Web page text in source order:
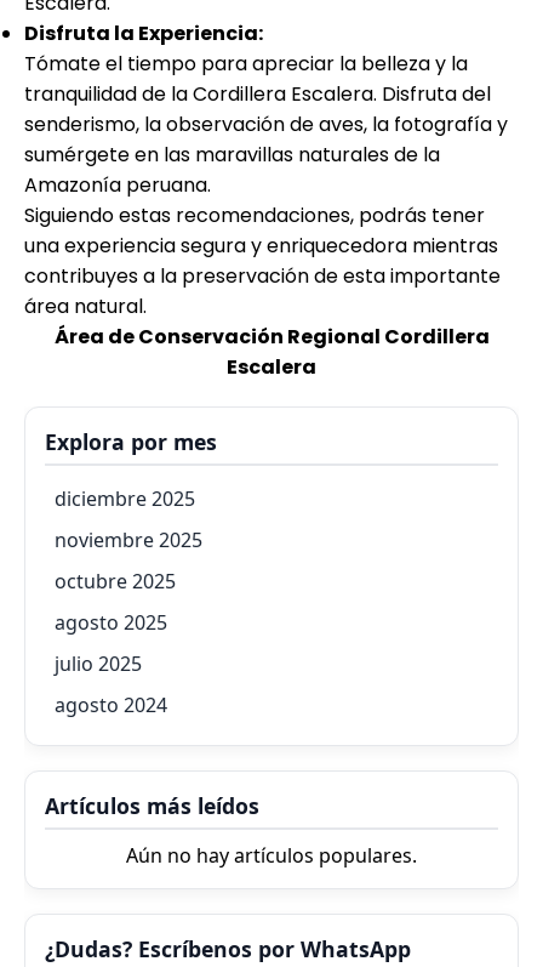
Disfruta la Experiencia:
Tómate el tiempo para apreciar la belleza y la
tranquilidad de la Cordillera Escalera. Disfruta del
senderismo, la observación de aves, la fotografía y
sumérgete en las maravillas naturales de la
Amazonía peruana.
Siguiendo estas recomendaciones, podrás tener
una experiencia segura y enriquecedora mientras
contribuyes a la preservación de esta importante
área natural.
Área de Conservación Regional Cordillera
Escalera
Explora por mes
diciembre 2025
noviembre 2025
octubre 2025
agosto 2025
julio 2025
agosto 2024
Artículos más leídos
Aún no hay artículos populares.
¿Dudas? Escríbenos por WhatsApp